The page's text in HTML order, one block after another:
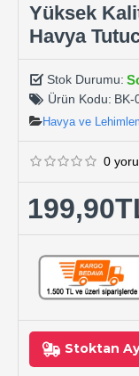
Yüksek
Havya
Stok Durumu:
Ürün Kodu: BK-
Havya ve
0
Stoktan